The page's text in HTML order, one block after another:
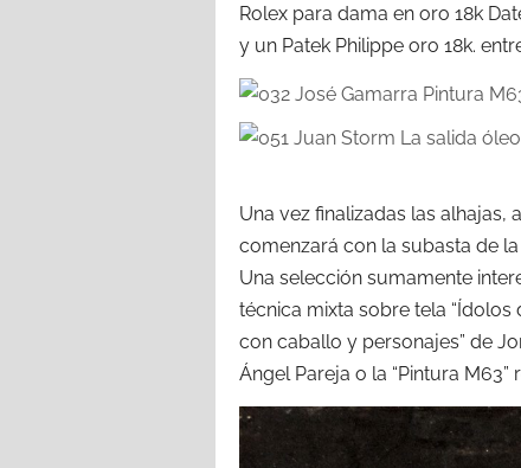
Rolex para dama en oro 18k
y un Patek Philippe oro 18k.
Una vez finalizadas las alhajas,
comenzará con la subasta de
Una selección sumamente
técnica mixta sobre tela “Ídolos
con caballo y personajes” de
Ángel Pareja o la “Pintura